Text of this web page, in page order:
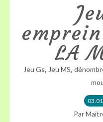
LA
Jeu Gs, Jeu MS,
Par